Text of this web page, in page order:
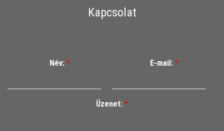
Kapcsolat
Név: * E-mail: *
Üzenet: *